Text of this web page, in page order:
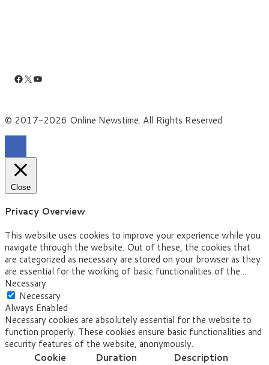
Facebook
X YouTube
© 2017-2026 Online Newstime. All Rights Reserved
Close
Privacy Overview
This website uses cookies to improve your experience while you
navigate through the website. Out of these, the cookies that
are categorized as necessary are stored on your browser as they
are essential for the working of basic functionalities of the ...
Necessary
Necessary
Always Enabled
Necessary cookies are absolutely essential for the website to
function properly. These cookies ensure basic functionalities and
security features of the website, anonymously.
Cookie
Duration Description